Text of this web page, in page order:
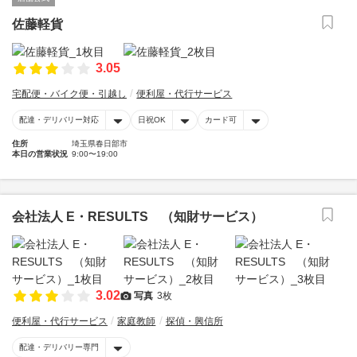
佐藤軽貨
3.05
宅配便・バイク便・引越し 便利屋・代行サービス
配達・デリバリー対応 日祝OK カード可
住所
埼玉県春日部市
本日の営業状況 9:00〜19:00
会社法人 E・RESULTS （知財サービス）
3.02 写真 3枚
便利屋・代行サービス 家庭教師 探偵・興信所
配達・デリバリー専門